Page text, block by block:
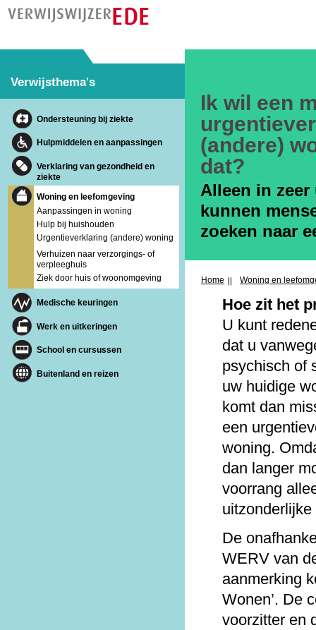
Verwijsthema's
Ondersteuning bij ziekte
Hulpmiddelen en aanpassingen
Verklaring van gezondheid en
ziekte
Woning en leefomgeving
Aanpassingen in woning
Hulp bij huishouden
Urgentieverklaring (andere) woning
Verhuizen naar verzorgings- of
verpleeghuis
Ziek door huis of woonomgeving
Medische keuringen
Werk en uitkeringen
School en cursussen
Buitenland en reizen
Ik wil een
(andere)
dat?
Alleen in
kunnen
zoeken naar
Home Woning en
Hoe zit het
U kunt
dat u
psychisch of
uw huidige
komt dan
een
woning.
dan langer
voorrang
De
WERV van
aanmerking
Wonen’. De
voorzitter en